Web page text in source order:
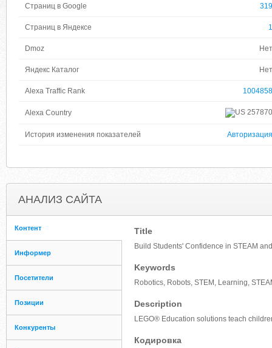
Страниц в Google 319
Страниц в Яндексе 1
Dmoz Нет
Яндекс Каталог Нет
Alexa Traffic Rank 1004858
Alexa Country 257870
История изменения показателей Авторизация
АНАЛИЗ САЙТА
Контент
Информер
Посетители
Позиции
Конкуренты
Title
Build Students' Confidence in STEAM
Keywords
Robotics, Robots, STEM, Learning,
Description
LEGO® Education solutions teach
Кодировка